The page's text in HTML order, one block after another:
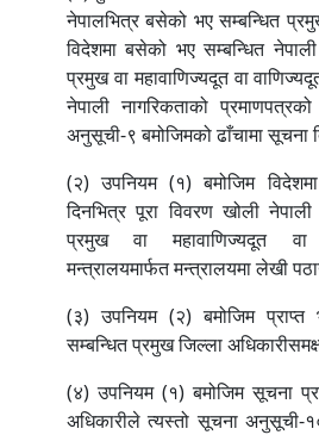
नेपालभित्र बसेको भए सम्बन्धित
विदेशमा बसेको भए सम्बन्धित
प्रमुख वा महावाणिज्यदूत वा
नेपाली नागरिकताको
अनुसूची-९ बमोजिमको ढाँचामा सूचना
(२) उपनियम (१) बमोजिम
दिनभित्र पूरा विवरण खोली
प्रमुख वा महावाणिज्यदूत वा
मन्त्रालयमार्फत मन्त्रालयमा लेखी
(३) उपनियम (२) बमोजिम
सम्बन्धित प्रमुख जिल्ला
(४) उपनियम (१) बमोजिम सूचना
अधिकारीले त्यस्तो सूचना अनुसूची-